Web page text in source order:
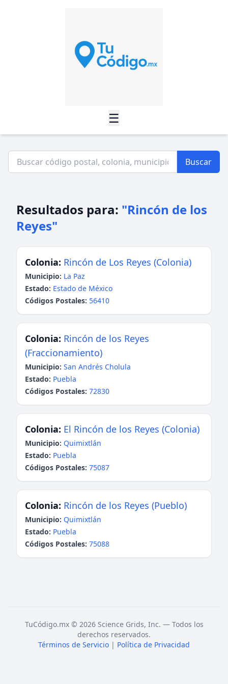
☰
Buscar
Resultados para: "Rincón de los
Reyes"
Colonia: Rincón de Los Reyes (Colonia)
Municipio: La Paz
Estado: Estado de México
Códigos Postales: 56410
Colonia: Rincón de los Reyes
(Fraccionamiento)
Municipio: San Andrés Cholula
Estado: Puebla
Códigos Postales: 72830
Colonia: El Rincón de los Reyes (Colonia)
Municipio: Quimixtlán
Estado: Puebla
Códigos Postales: 75087
Colonia: Rincón de los Reyes (Pueblo)
Municipio: Quimixtlán
Estado: Puebla
Códigos Postales: 75088
TuCódigo.mx © 2026 Science Grids, Inc. — Todos los
derechos reservados.
Términos de Servicio | Política de Privacidad